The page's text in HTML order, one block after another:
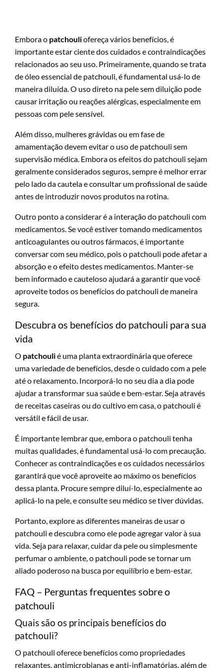
Embora o patchouliofereça vários benefícios, é
importante estar ciente dos cuidados e contraindicações
relacionados ao seu uso. Primeiramente, quando se trata
de óleo essencial de patchouli, é fundamental usá-lo de
maneira diluída. O uso direto na pele sem diluição pode
causar irritação ou reações alérgicas, especialmente em
pessoas com pele sensível.
Além disso, mulheres grávidas ou em fase de
amamentação devem evitar o uso de patchouli sem
supervisão médica. Embora os efeitos do patchouli sejam
geralmente considerados seguros, sempre é melhor errar
pelo lado da cautela e consultar um profissional de saúde
antes de introduzir novos produtos na rotina.
Outro ponto a considerar é a interação do patchouli com
medicamentos. Se você estiver tomando medicamentos
anticoagulantes ou outros fármacos, é importante
conversar com seu médico, pois o patchouli pode afetar a
absorção e o efeito destes medicamentos. Manter-se
bem informado e cauteloso ajudará a garantir que você
aproveite todos os benefícios do patchouli de maneira
segura.
Descubra os benefícios do patchouli para sua
vida
O patchoulié uma planta extraordinária que oferece
uma variedade de benefícios, desde o cuidado com a pele
até o relaxamento. Incorporá-lo no seu dia a dia pode
ajudar a transformar sua saúde e bem-estar. Seja através
de receitas caseiras ou do cultivo em casa, o patchouli é
versátil e fácil de usar.
É importante lembrar que, embora o patchouli tenha
muitas qualidades, é fundamental usá-lo com precaução.
Conhecer as contraindicações e os cuidados necessários
garantirá que você aproveite ao máximo os benefícios
dessa planta. Procure sempre diluí-lo, especialmente ao
aplicá-lo na pele, e consulte seu médico se tiver dúvidas.
Portanto, explore as diferentes maneiras de usar o
patchouli e descubra como ele pode agregar valor à sua
vida. Seja para relaxar, cuidar da pele ou simplesmente
perfumar o ambiente, o patchouli pode se tornar um
aliado poderoso na busca por equilíbrio e bem-estar.
FAQ – Perguntas frequentes sobre o
patchouli
Quais são os principais benefícios do
patchouli?
O patchouli oferece benefícios como propriedades
relaxantes, antimicrobianas e anti-inflamatórias, além de